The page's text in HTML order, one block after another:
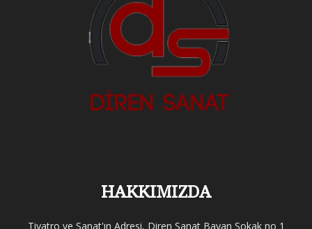
HAKKIMIZDA
Tiyatro ve Sanat'ın Adresi, Diren Sanat Bayan Sokak no 1